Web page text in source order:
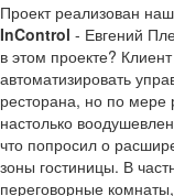
Проект реализован
InControl - Евгений
в этом проекте?
автоматизировать
ресторана, но по мере
настолько
что попросил о
зоны гостиницы. В
переговорные